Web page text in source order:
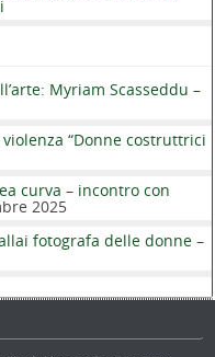
Myriam Scasseddu –
violenza “Donne costruttrici
curva – incontro con
2025
fotografa delle donne –